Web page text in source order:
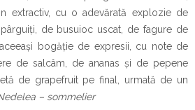
extractiv, cu o adevărată explozie de
de busuioc uscat, de fagure de
bogăție de expresii, cu note de
de salcâm, de ananas și de pepene
de grapefruit pe final, urmată de un
– sommelier